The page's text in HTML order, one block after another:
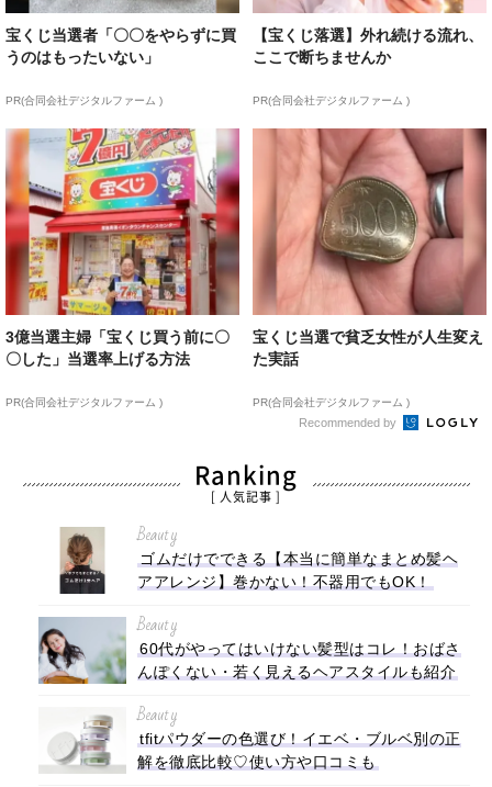
宝くじ当選者「〇〇をやらずに買
うのはもったいない」
PR(合同会社デジタルファーム )
【宝くじ落選】外れ続ける流れ、
ここで断ちませんか
PR(合同会社デジタルファーム )
3億当選主婦「宝くじ買う前に〇
〇した」当選率上げる方法
PR(合同会社デジタルファーム )
宝くじ当選で貧乏女性が人生変え
た実話
PR(合同会社デジタルファーム )
Recommended by
Ranking
[ 人気記事 ]
Beauty
ゴムだけでできる【本当に簡単なまとめ髪ヘ
アアレンジ】巻かない！不器用でもOK！
Beauty
60代がやってはいけない髪型はコレ！おばさ
んぽくない・若く見えるヘアスタイルも紹介
Beauty
tfitパウダーの色選び！イエベ・ブルベ別の正
解を徹底比較♡使い方や口コミも